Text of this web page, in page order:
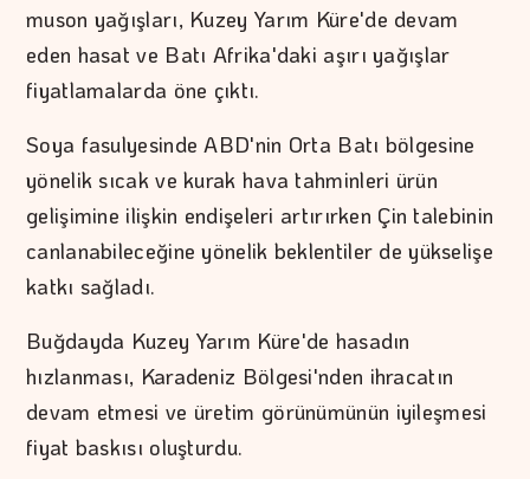
muson yağışları, Kuzey Yarım Küre'de devam
eden hasat ve Batı Afrika'daki aşırı yağışlar
fiyatlamalarda öne çıktı.
Soya fasulyesinde ABD'nin Orta Batı bölgesine
yönelik sıcak ve kurak hava tahminleri ürün
gelişimine ilişkin endişeleri artırırken Çin talebinin
canlanabileceğine yönelik beklentiler de yükselişe
katkı sağladı.
Buğdayda Kuzey Yarım Küre'de hasadın
hızlanması, Karadeniz Bölgesi'nden ihracatın
devam etmesi ve üretim görünümünün iyileşmesi
fiyat baskısı oluşturdu.